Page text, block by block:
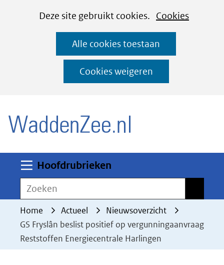
CookiesDeze site gebruikt cookies. Cookies
deze
worden
toegestaan
geweigerd.
Alle cookies toestaan
Cookies weigeren
Ga
naar
de
inhoud
Hoofdrubrieken
Zoeken
Home Actueel
Nieuwsoverzicht
GS Fryslân beslist positief op vergunningaanvraag
Reststoffen Energiecentrale Harlingen